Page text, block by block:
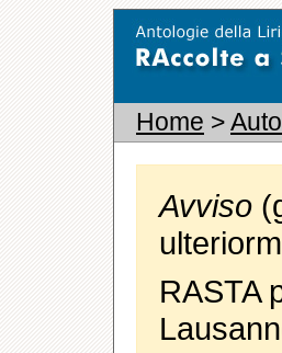
Home >
Avviso
RASTA